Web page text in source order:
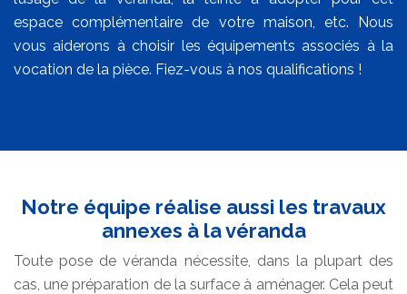
espace complémentaire de votre maison, etc. Nous
vous aiderons à choisir les équipements associés à la
vocation de la pièce. Fiez-vous à nos qualifications !
Notre équipe réalise aussi les travaux
annexes à la véranda
Toute pose de véranda nécessite, dans la plupart des
cas, une préparation de la surface à aménager. Cela peut